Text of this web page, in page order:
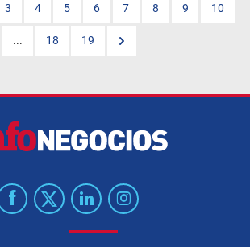
3 4 5 6 7 8 9 10
... 18 19